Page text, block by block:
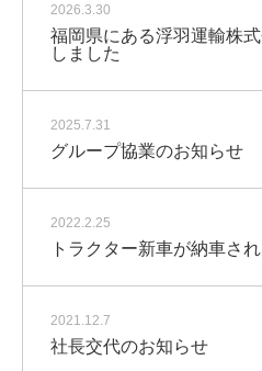
2026.3.30
福岡県にある浮羽運輸株
しました
2025.7.31
グループ協業のお知らせ
2022.2.25
トラクター新車が納車さ
2021.12.7
社長交代のお知らせ